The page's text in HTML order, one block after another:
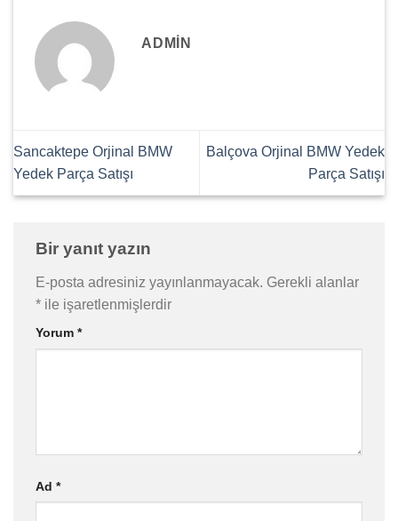
ADMIN
Sancaktepe Orjinal BMW
Yedek Parça Satışı
Balçova Orjinal BMW Yedek
Parça Satışı
Bir yanıt yazın
E-posta adresiniz yayınlanmayacak. Gerekli alanlar
* ile işaretlenmişlerdir
Yorum *
Ad *